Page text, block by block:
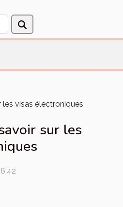
les visas électroniques
sur les